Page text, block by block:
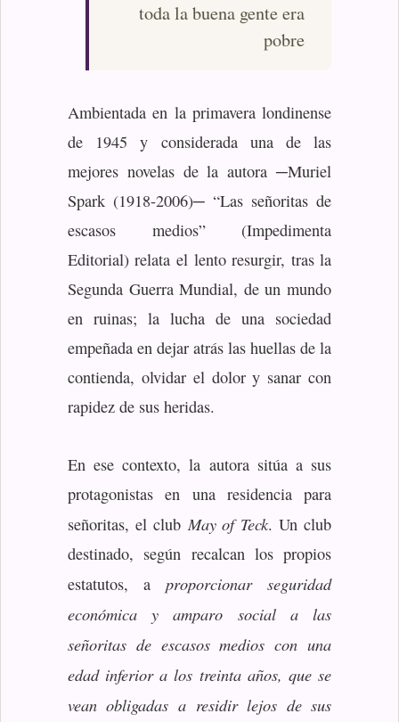
toda la buena gente era
pobre
Ambientada en la primavera londinense
de 1945 y considerada una de las
mejores novelas de la autora ─Muriel
Spark (1918-2006)─ “Las señoritas de
escasos medios” (Impedimenta
Editorial) relata el lento resurgir, tras la
Segunda Guerra Mundial, de un mundo
en ruinas; la lucha de una sociedad
empeñada en dejar atrás las huellas de la
contienda, olvidar el dolor y sanar con
rapidez de sus heridas.
En ese contexto, la autora sitúa a sus
protagonistas en una residencia para
señoritas, el club May of Teck. Un club
destinado, según recalcan los propios
estatutos, aproporcionar seguridad
económica y amparo social a las
señoritas de escasos medios con una
edad inferior a los treinta años, que se
vean obligadas a residir lejos de sus